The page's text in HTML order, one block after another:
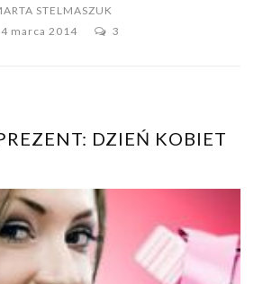
STELMASZUK
4 marca 2014
3
DZIEŃ KOBIET